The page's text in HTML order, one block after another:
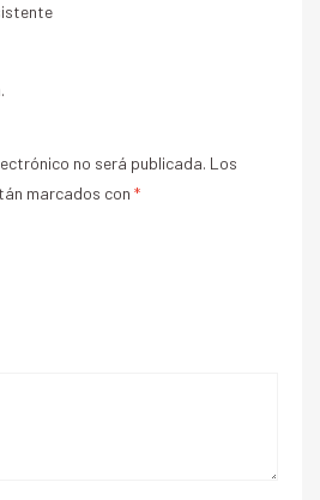
no será publicada. Los
marcados con *